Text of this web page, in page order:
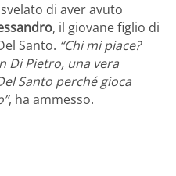
di aver avuto
, il giovane figlio di
Santo. “Chi mi piace?
Di Pietro, una vera
Santo perché gioca
, ha ammesso.